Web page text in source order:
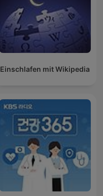
Einschlafen mit Wikipedia